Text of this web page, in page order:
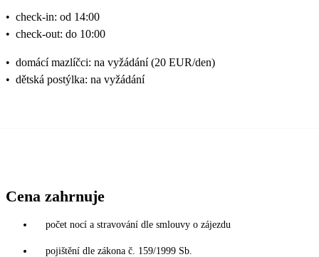
• check-in: od 14:00
• check-out: do 10:00
• domácí mazlíčci: na vyžádání (20 EUR/den)
• dětská postýlka: na vyžádání
Cena zahrnuje
počet nocí a stravování dle smlouvy o zájezdu
pojištění dle zákona č. 159/1999 Sb.